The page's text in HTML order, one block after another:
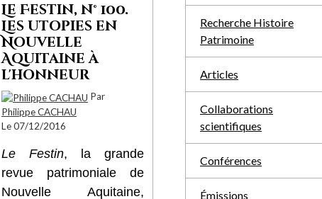
Le Festin, n° 100.
Les utopies en
Nouvelle
Aquitaine à
l'honneur
Par
Philippe CACHAU
Le 07/12/2016
Le Festin, la grande
revue patrimoniale de
Nouvelle Aquitaine,
Recherche Histoire
Patrimoine
Articles
Collaborations
scientifiques
Conférences
Émissions